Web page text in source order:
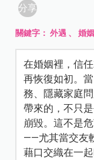
分享
關鍵字：外遇 、婚
在婚姻裡，信
再恢復如初。
務、隱藏家庭
帶來的，不只
崩毀。這不是
——尤其當交友
藉口交織在一